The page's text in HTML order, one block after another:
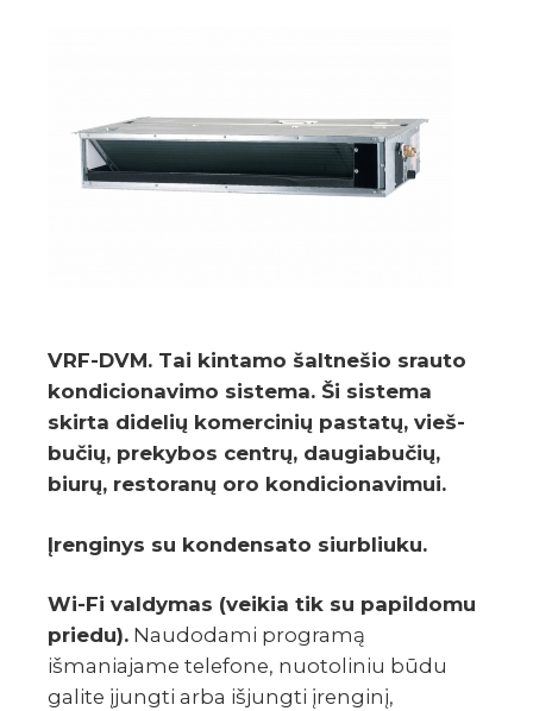
VRF-DVM. Tai kintamo šalt­ne­šio srauto
kondi­cio­na­vimo sistema. Ši sistema
skirta dide­lių komer­ci­nių pastatų, vieš­
bu­čių, preky­bos centrų, daugia­bu­čių,
biurų, resto­ranų oro kondi­cio­na­vi­mui.
Įrenginys su kondensato siurbliuku.
Wi-Fi valdy­­­­­­mas (veikia tik su papi­l­domu
priedu). Naudodami programą
išmaniajame telefone, nuotoliniu būdu
galite įjungti arba išjungti įrenginį,